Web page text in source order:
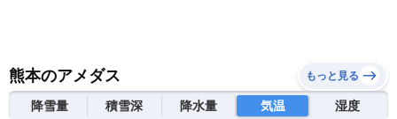
熊本のアメダス もっと見る
降雪量 積雪深 降水量 気温 湿度